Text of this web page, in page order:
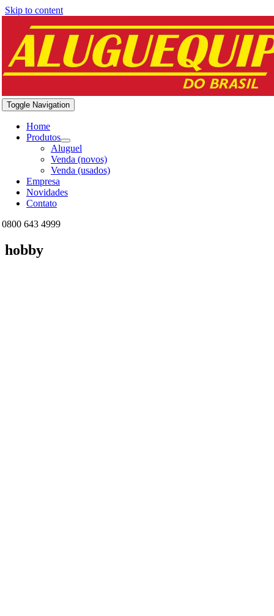
Skip to content
Toggle Navigation
Home
Produtos
Aluguel
Venda (novos)
Venda (usados)
Empresa
Novidades
Contato
0800 643 4999
hobby